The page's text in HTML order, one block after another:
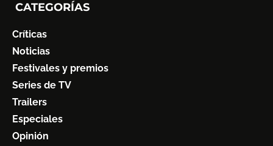
CATEGORÍAS
Críticas
Noticias
Festivales y premios
Series de TV
Trailers
Especiales
Opinión